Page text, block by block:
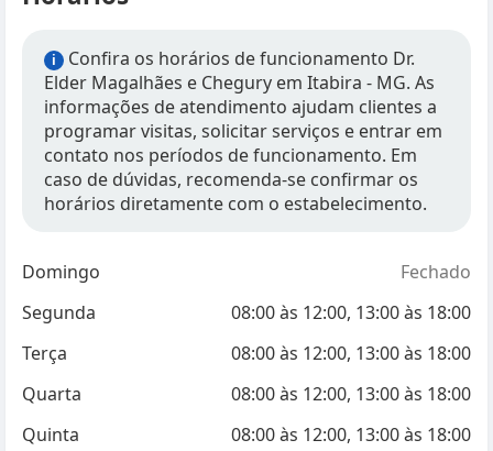
i
Confira os horários de funcionamento Dr.
Elder Magalhães e Chegury em Itabira - MG. As
informações de atendimento ajudam clientes a
programar visitas, solicitar serviços e entrar em
contato nos períodos de funcionamento. Em
caso de dúvidas, recomenda-se confirmar os
horários diretamente com o estabelecimento.
Domingo
Fechado
Segunda
08:00às 12:00, 13:00às 18:00
Terça
08:00às 12:00, 13:00às 18:00
Quarta
08:00às 12:00, 13:00às 18:00
Quinta
08:00às 12:00, 13:00às 18:00